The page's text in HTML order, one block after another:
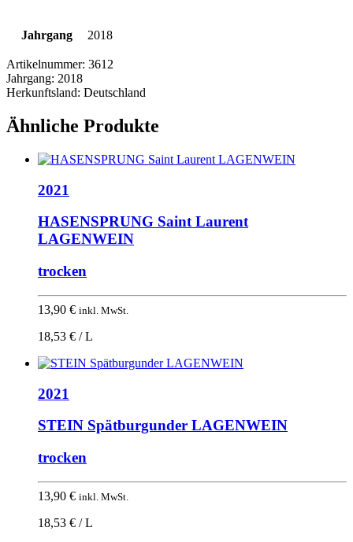
Jahrgang 2018
Artikelnummer: 3612
Jahrgang: 2018
Herkunftsland: Deutschland
Ähnliche Produkte
2021
HASENSPRUNG Saint Laurent
LAGENWEIN
trocken
13,90 € inkl. MwSt.
18,53 € / L
2021
STEIN Spätburgunder LAGENWEIN
trocken
13,90 € inkl. MwSt.
18,53 € / L